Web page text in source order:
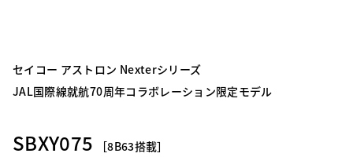
セイコー アストロン Nexterシリーズ
JAL国際線就航70周年コラボレーション限定モデル
SBXY075 ［8B63搭載］